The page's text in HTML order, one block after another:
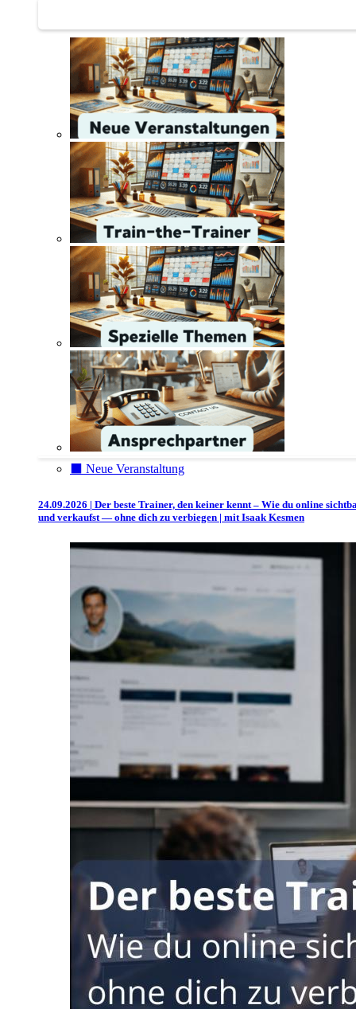
⬛️ Neue Veranstaltung
24.09.2026 | Der beste Trainer, den keiner kennt – Wie du online
und verkaufst — ohne dich zu verbiegen | mit Isaak Kesmen